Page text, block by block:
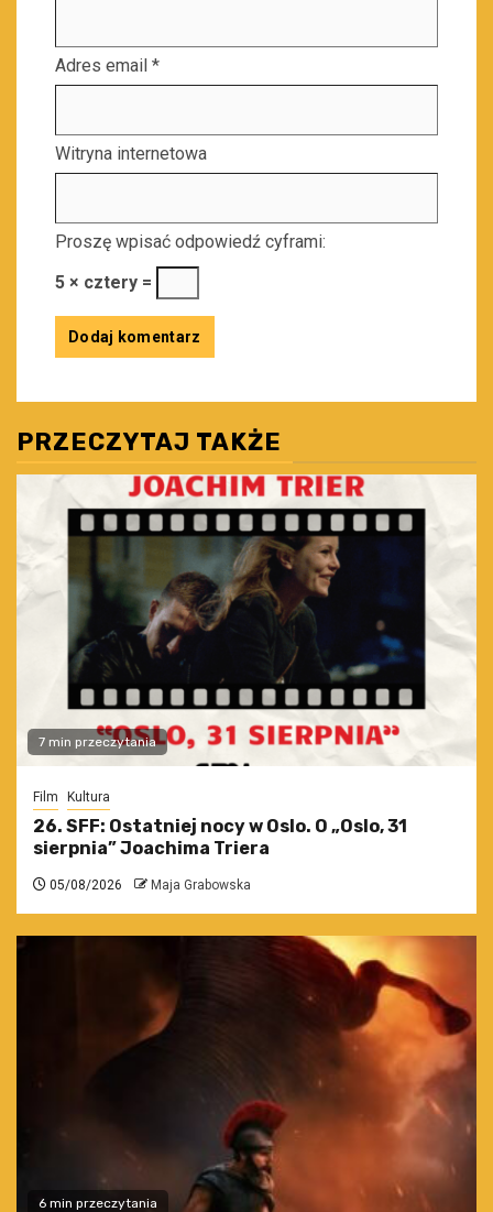
Adres email *
Witryna internetowa
Proszę wpisać odpowiedź cyframi:
5 × cztery =
PRZECZYTAJ TAKŻE
7 min przeczytania
Film Kultura
26. SFF: Ostatniej nocy w Oslo. O „Oslo, 31
sierpnia” Joachima Triera
05/08/2026 Maja Grabowska
6 min przeczytania